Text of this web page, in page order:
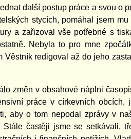
další postup práce a svou o
stycích, pomáhal jsem
a zařizoval vše potřebné s
Nebyla to pro mne
Věstník redigoval až do jeho
změn v obsahové náplni
práce v církevních
aby o tom nepodal zprávy v
Stále častěji jsme se setkávali,